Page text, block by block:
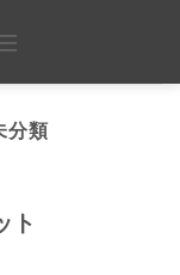
分類
ト